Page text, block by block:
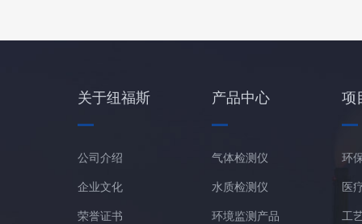
关于纽福斯
公司介绍
企业文化
荣誉证书
产品中心
气体检测仪
水质检测仪
环境监测产品
项
环
医
工